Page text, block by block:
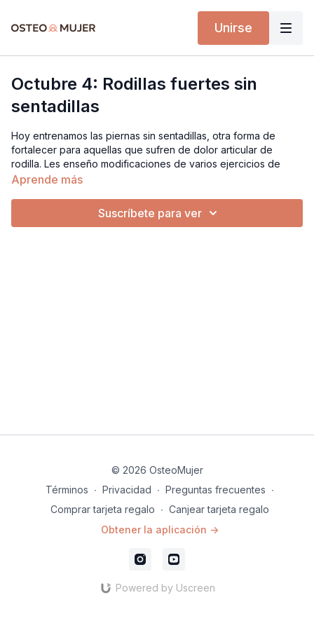
Unirse
Octubre 4: Rodillas fuertes sin
sentadillas
Hoy entrenamos las piernas sin sentadillas, otra forma de
fortalecer para aquellas que sufren de dolor articular de
rodilla. Les enseño modificaciones de varios ejercicios de
piernas.
Aprende más
Suscríbete para ver
© 2026 OsteoMujer
Términos ∙ Privacidad ∙ Preguntas frecuentes ∙
Comprar tarjeta regalo ∙ Canjear tarjeta regalo
Obtener la aplicación ->
Powered by Uscreen